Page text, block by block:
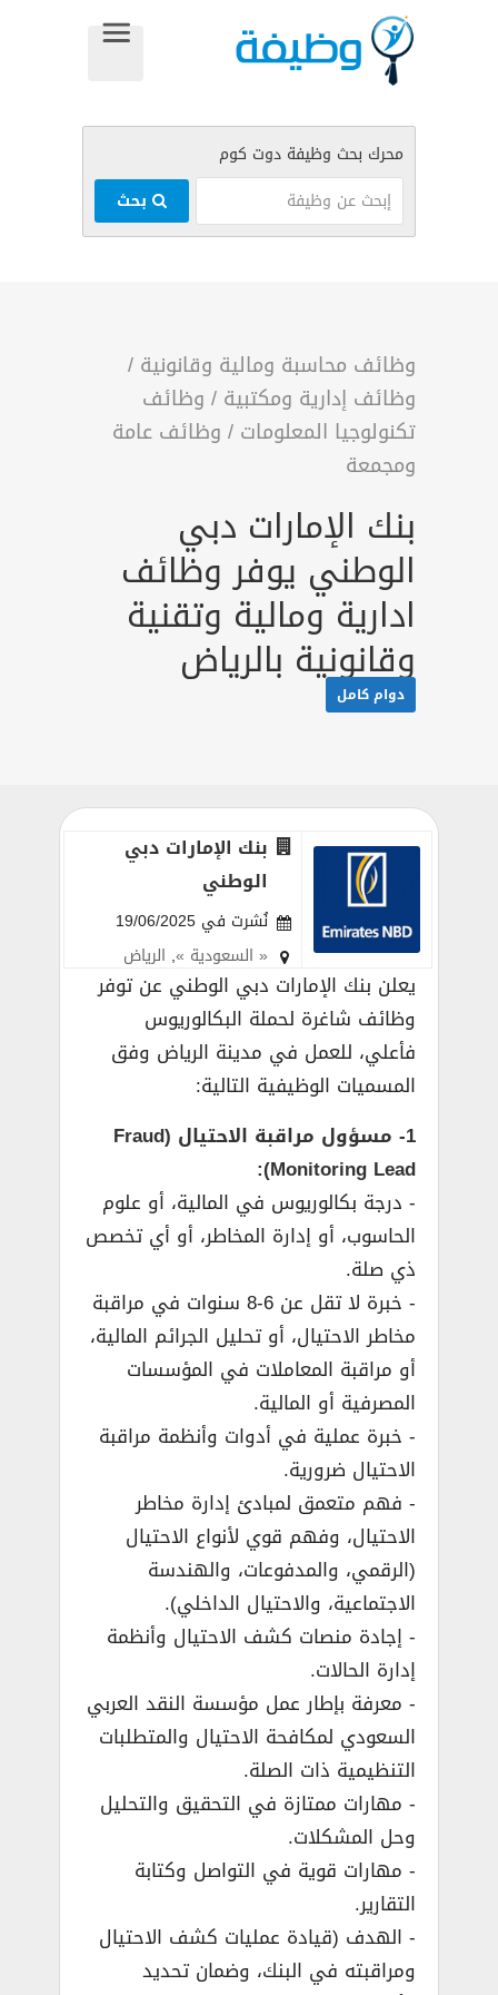
وظائف محاسبة ومالية وقانونية /
وظائف إدارية ومكتبية / وظائف
تكنولوجيا المعلومات / وظائف عامة
ومجمعة
بنك الإمارات دبي
الوطني يوفر وظائف
ادارية ومالية وتقنية
وقانونية بالرياض
دوام كامل
بنك الإمارات دبي
الوطني
نُشرت في 19/06/2025
« السعودية », الرياض
يعلن بنك الإمارات دبي الوطني عن توفر
وظائف شاغرة لحملة البكالوريوس
فأعلي، للعمل في مدينة الرياض وفق
المسميات الوظيفية التالية:
1- مسؤول مراقبة الاحتيال (Fraud
Monitoring Lead):
­- درجة بكالوريوس في المالية، أو علوم
الحاسوب، أو إدارة المخاطر، أو أي تخصص
ذي صلة.
­- خبرة لا تقل عن 6-8 سنوات في مراقبة
مخاطر الاحتيال، أو تحليل الجرائم المالية،
أو مراقبة المعاملات في المؤسسات
المصرفية أو المالية.
­- خبرة عملية في أدوات وأنظمة مراقبة
الاحتيال ضرورية.
­- فهم متعمق لمبادئ إدارة مخاطر
الاحتيال، وفهم قوي لأنواع الاحتيال
(الرقمي، والمدفوعات، والهندسة
الاجتماعية، والاحتيال الداخلي).
­- إجادة منصات كشف الاحتيال وأنظمة
إدارة الحالات.
­- معرفة بإطار عمل مؤسسة النقد العربي
السعودي لمكافحة الاحتيال والمتطلبات
التنظيمية ذات الصلة.
­- مهارات ممتازة في التحقيق والتحليل
وحل المشكلات.
­- مهارات قوية في التواصل وكتابة
التقارير.
­- الهدف (قيادة عمليات كشف الاحتيال
ومراقبته في البنك، وضمان تحديد